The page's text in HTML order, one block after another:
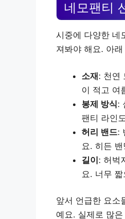
네모팬티
시중에 다양한 네
져봐야 해요. 아
소재: 천연
이 적고 여
봉제 방식:
팬티 라인
허리 밴드:
요. 히든
길이: 허벅
요. 너무
앞서 언급한 요소
예요. 실제로 많